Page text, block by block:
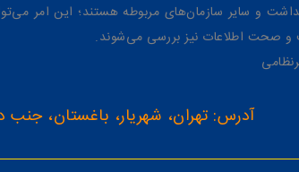
و سایر سازمان‌های مربوطه هستند؛ این امر
و صحت اطلاعات نیز بررسی می‌شوند.
آدرس: تهران، شهریار، باغستان، جنب